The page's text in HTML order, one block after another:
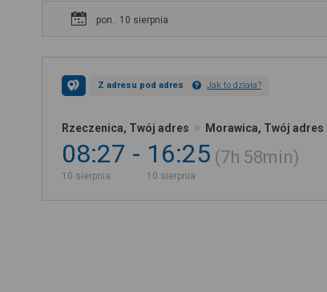
pon.. 10 sierpnia
Z adresu pod adres Jak to działa?
Rzeczenica, Twój adres Morawica, Twój adres
08:27
10 sierpnia
16:25
10 sierpnia
7h 58min